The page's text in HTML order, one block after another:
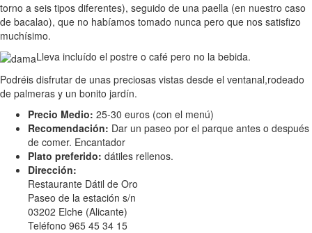
torno a seis tipos diferentes), seguido de una paella (en nuestro caso
de bacalao), que no habíamos tomado nunca pero que nos satisfizo
muchísimo.
Lleva incluído el postre o café pero no la bebida.
Podréis disfrutar de unas preciosas vistas desde el ventanal,rodeado
de palmeras y un bonito jardín.
Precio Medio: 25-30 euros (con el menú)
Recomendación: Dar un paseo por el parque antes o después
de comer. Encantador
Plato preferido: dátiles rellenos.
Dirección:
Restaurante Dátil de Oro
Paseo de la estación s/n
03202 Elche (Alicante)
Teléfono 965 45 34 15